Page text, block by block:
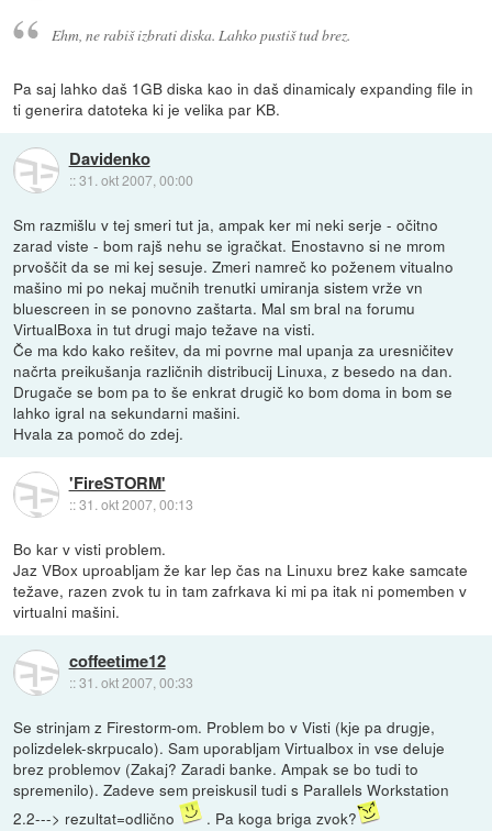
Ehm, ne rabiš izbrati diska. Lahko pustiš tud brez.
Pa saj lahko daš 1GB diska kao in daš dinamicaly expanding file in
ti generira datoteka ki je velika par KB.
Davidenko
::31. okt 2007, 00:00
Sm razmišlu v tej smeri tut ja, ampak ker mi neki serje - očitno
zarad viste - bom rajš nehu se igračkat. Enostavno si ne mrom
prvoščit da se mi kej sesuje. Zmeri namreč ko poženem vitualno
mašino mi po nekaj mučnih trenutki umiranja sistem vrže vn
bluescreen in se ponovno zaštarta. Mal sm bral na forumu
VirtualBoxa in tut drugi majo težave na visti.
Če ma kdo kako rešitev, da mi povrne mal upanja za uresničitev
načrta preikušanja različnih distribucij Linuxa, z besedo na dan.
Drugače se bom pa to še enkrat drugič ko bom doma in bom se
lahko igral na sekundarni mašini.
Hvala za pomoč do zdej.
'FireSTORM'
::31. okt 2007, 00:13
Bo kar v visti problem.
Jaz VBox uproabljam že kar lep čas na Linuxu brez kake samcate
težave, razen zvok tu in tam zafrkava ki mi pa itak ni pomemben v
virtualni mašini.
coffeetime12
::31. okt 2007, 00:33
Se strinjam z Firestorm-om. Problem bo v Visti (kje pa drugje,
polizdelek-skrpucalo). Sam uporabljam Virtualbox in vse deluje
brez problemov (Zakaj? Zaradi banke. Ampak se bo tudi to
spremenilo). Zadeve sem preiskusil tudi s Parallels Workstation
2.2---> rezultat=odlično
. Pa koga briga zvok?